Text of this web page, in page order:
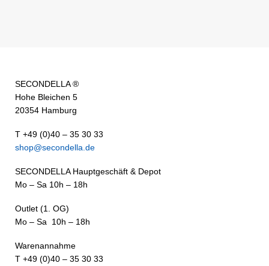
SECONDELLA ®
Hohe Bleichen 5
20354 Hamburg
T +49 (0)40 – 35 30 33
shop@secondella.de
SECONDELLA Hauptgeschäft & Depot
Mo – Sa 10h – 18h
Outlet (1. OG)
Mo – Sa 10h – 18h
Warenannahme
T +49 (0)40 – 35 30 33